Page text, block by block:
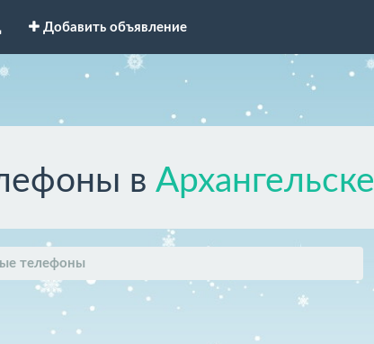
Добавить объявление
в Архангельске
телефоны